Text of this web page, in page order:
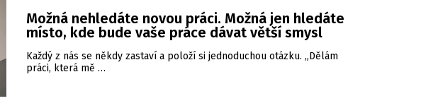
Možná nehledáte novou práci. Možná jen hledáte
místo, kde bude vaše práce dávat větší smysl
Každý z nás se někdy zastaví a položí si jednoduchou otázku. „Dělám
práci, která mě …